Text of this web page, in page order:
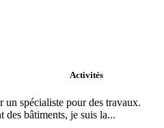
Activités
un spécialiste pour des travaux.
des bâtiments, je suis la...